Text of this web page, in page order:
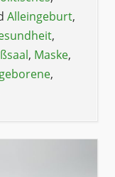
Alleingeburt,
,
, Maske,
,